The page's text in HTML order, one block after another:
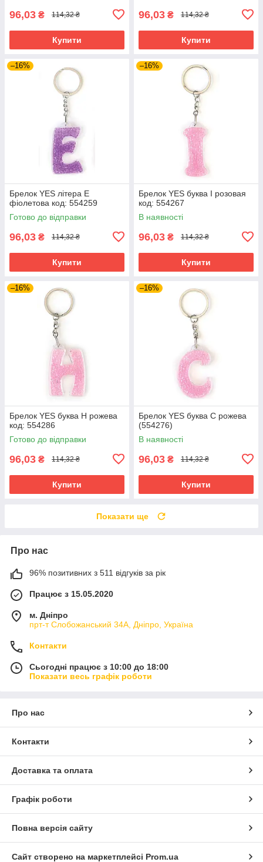
96,03 ₴ 114,32 ₴
Купити
96,03 ₴ 114,32 ₴
Купити
–16%
Брелок YES літера Е
фіолетова код: 554259
Готово до відправки
96,03 ₴ 114,32 ₴
Купити
–16%
Брелок YES буква І розовая
код: 554267
В наявності
96,03 ₴ 114,32 ₴
Купити
–16%
Брелок YES буква Н рожева
код: 554286
Готово до відправки
96,03 ₴ 114,32 ₴
Купити
–16%
Брелок YES буква С рожева
(554276)
В наявності
96,03 ₴ 114,32 ₴
Купити
Показати ще
Про нас
96% позитивних з 511 відгуків за рік
Працює з 15.05.2020
м. Дніпро
прт-т Слобожанський 34А, Дніпро, Україна
Контакти
Сьогодні працює з 10:00 до 18:00
Показати весь графік роботи
Про нас
Контакти
Доставка та оплата
Графік роботи
Повна версія сайту
Сайт створено на маркетплейсі Prom.ua